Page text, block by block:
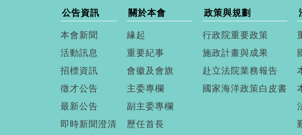
公告資訊
本會新聞
活動訊息
招標資訊
徵才公告
最新公告
即時新聞澄清
關於本會
緣起
重要紀事
會徽及會旗
主委專欄
副主委專欄
歷任首長
政策與規劃
行政院重要政策
施政計畫與成果
赴立法院業務報告
國家海洋政策白皮書